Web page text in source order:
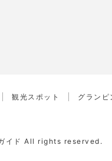
観光スポット グランピ
イド All rights reserved.